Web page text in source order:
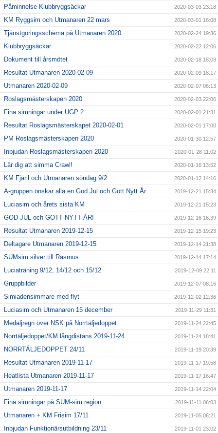
Påminnelse Klubbryggsäckar 2020-03-03 23:18
KM Ryggsim och Utmanaren 22 mars 2020-03-01 16:08
Tjänstgöringsschema på Utmanaren 2020 2020-02-24 19:36
Klubbryggsäckar 2020-02-22 12:06
Dokument till årsmötet 2020-02-18 18:03
Resultat Utmanaren 2020-02-09 2020-02-09 18:17
Utmanaren 2020-02-09 2020-02-07 06:13
Roslagsmästerskapen 2020 2020-02-03 22:06
Fina simningar under UGP 2 2020-02-01 21:31
Resultat Roslagsmästerskapet 2020-02-01 2020-02-01 17:00
PM Roslagsmästerskapen 2020 2020-01-30 12:57
Inbjudan Roslagsmästerskapen 2020 2020-01-28 11:02
Lär dig att simma Crawl! 2020-01-16 13:52
KM Fjäril och Utmanaren söndag 9/2 2020-01-12 14:16
A-gruppen önskar alla en God Jul och Gott Nytt År 2019-12-21 15:34
Luciasim och årets sista KM 2019-12-21 15:23
GOD JUL och GOTT NYTT ÅR! 2019-12-16 16:39
Resultat Utmanaren 2019-12-15 2019-12-15 19:23
Deltagare Utmanaren 2019-12-15 2019-12-14 21:38
SUMsim silver till Rasmus 2019-12-14 17:14
Luciaträning 9/12, 14/12 och 15/12 2019-12-09 22:11
Gruppbilder 2019-12-07 08:16
Simiadensimmare med flyt 2019-12-02 12:36
Luciasim och Utmanaren 15 december 2019-11-29 11:31
Medaljregn över NSK på Norrtäljedoppet 2019-11-24 22:45
Norrtäljedoppet/KM långdistans 2019-11-24 2019-11-24 18:41
NORRTÄLJEDOPPET 24/11 2019-11-19 20:39
Resultat Utmanaren 2019-11-17 2019-11-17 19:58
Heatlista Utmanaren 2019-11-17 2019-11-17 16:47
Utmanaren 2019-11-17 2019-11-14 22:04
Fina simningar på SUM-sim region 2019-11-11 06:03
Utmanaren + KM Frisim 17/11 2019-11-05 06:21
Inbjudan Funktionärsutbildning 23/11 2019-11-01 23:02